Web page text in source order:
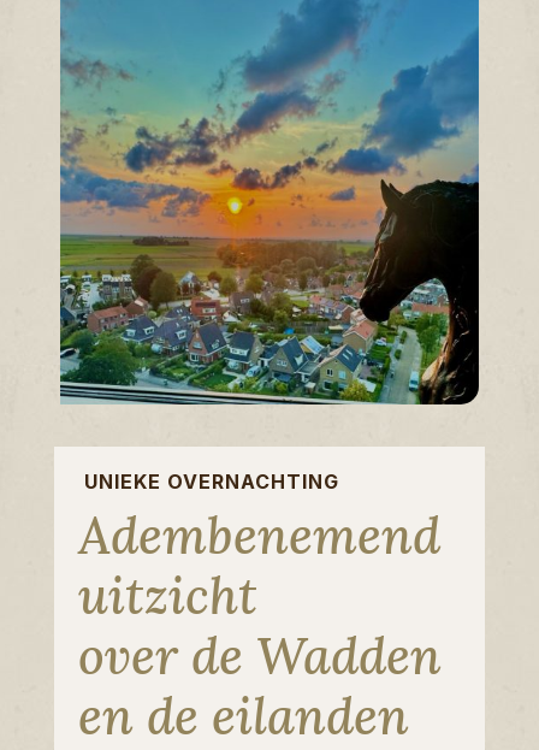
UNIEKE OVERNACHTING
Adembenemend
uitzicht
over de Wadden
en de eilanden